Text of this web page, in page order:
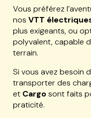
Vous préférez
nosVTT
plus exigeants, ou
polyvalent, capable
terrain.
Si vous avez besoin
transporter des
et Cargosont faits
praticité.